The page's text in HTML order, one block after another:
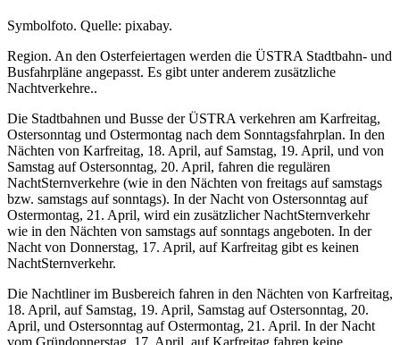
Symbolfoto. Quelle: pixabay.
Region. An den Osterfeiertagen werden die ÜSTRA Stadtbahn- und
Busfahrpläne angepasst. Es gibt unter anderem zusätzliche
Nachtverkehre..
Die Stadtbahnen und Busse der ÜSTRA verkehren am Karfreitag,
Ostersonntag und Ostermontag nach dem Sonntagsfahrplan. In den
Nächten von Karfreitag, 18. April, auf Samstag, 19. April, und von
Samstag auf Ostersonntag, 20. April, fahren die regulären
NachtSternverkehre (wie in den Nächten von freitags auf samstags
bzw. samstags auf sonntags). In der Nacht von Ostersonntag auf
Ostermontag, 21. April, wird ein zusätzlicher NachtSternverkehr
wie in den Nächten von samstags auf sonntags angeboten. In der
Nacht von Donnerstag, 17. April, auf Karfreitag gibt es keinen
NachtSternverkehr.
Die Nachtliner im Busbereich fahren in den Nächten von Karfreitag,
18. April, auf Samstag, 19. April, Samstag auf Ostersonntag, 20.
April, und Ostersonntag auf Ostermontag, 21. April. In der Nacht
vom Gründonnerstag, 17. April, auf Karfreitag fahren keine